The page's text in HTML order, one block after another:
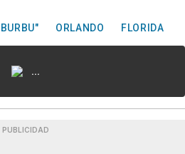
ORLANDO FLORIDA
...
PUBLICIDAD